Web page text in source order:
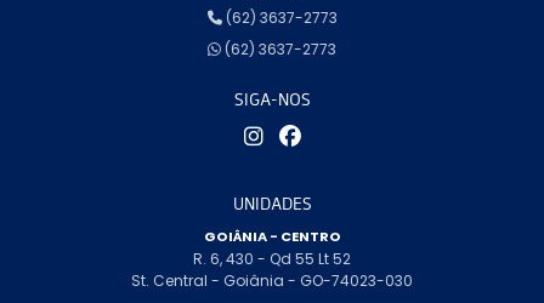
(62) 3637-2773
(62) 3637-2773
SIGA-NOS
UNIDADES
GOIÂNIA - CENTRO
R. 6, 430 - Qd 55 Lt 52
St. Central - Goiânia - GO-74023-030